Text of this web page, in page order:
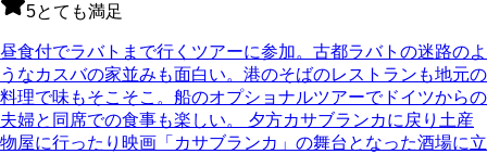
5とても満足
昼食付でラバトまで行くツアーに参加。古都ラバトの迷路のよ
うなカスバの家並みも面白い。港のそばのレストランも地元の
料理で味もそこそこ。船のオプショナルツアーでドイツからの
夫婦と同席での食事も楽しい。 夕方カサブランカに戻り土産
物屋に行ったり映画「カサブランカ」の舞台となった酒場に立